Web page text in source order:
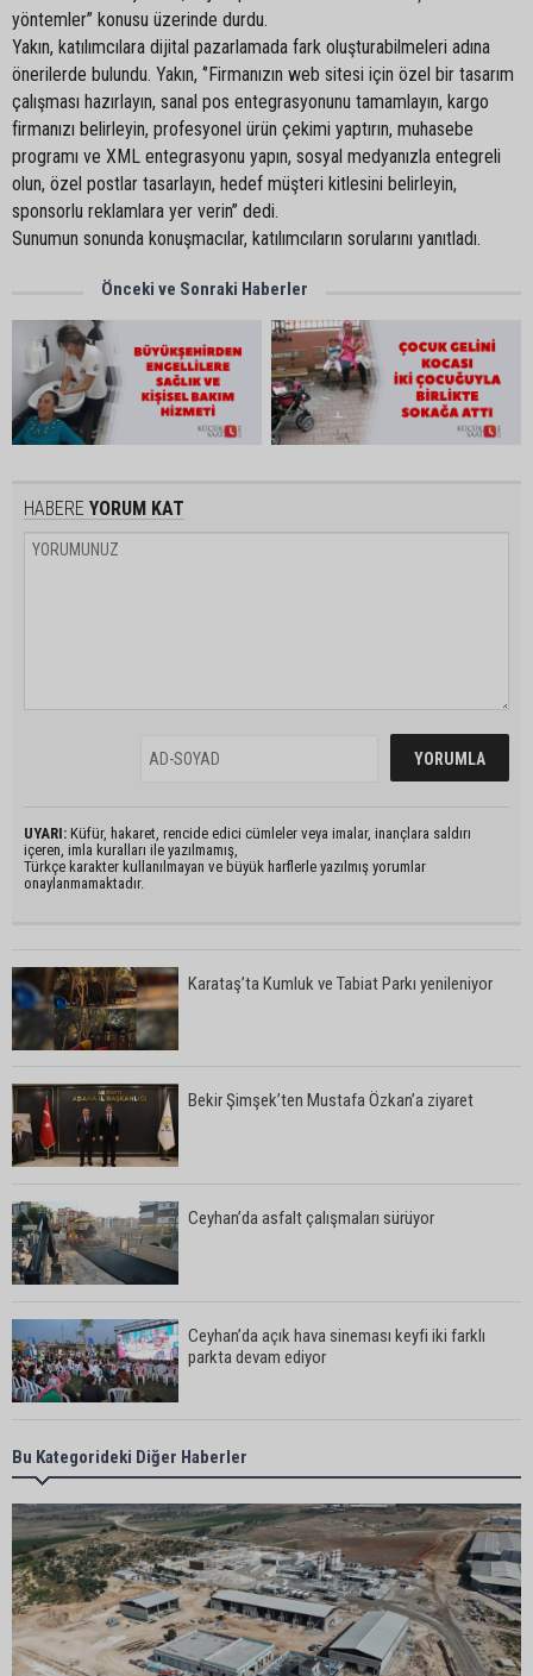
yöntemler’’ konusu üzerinde durdu.
Yakın, katılımcılara dijital pazarlamada fark oluşturabilmeleri adına
önerilerde bulundu. Yakın, ‘’Firmanızın web sitesi için özel bir tasarım
çalışması hazırlayın, sanal pos entegrasyonunu tamamlayın, kargo
firmanızı belirleyin, profesyonel ürün çekimi yaptırın, muhasebe
programı ve XML entegrasyonu yapın, sosyal medyanızla entegreli
olun, özel postlar tasarlayın, hedef müşteri kitlesini belirleyin,
sponsorlu reklamlara yer verin’’ dedi.
Sunumun sonunda konuşmacılar, katılımcıların sorularını yanıtladı.
Önceki ve Sonraki Haberler
HABERE YORUM KAT
UYARI: Küfür, hakaret, rencide edici cümleler veya imalar, inançlara saldırı
içeren, imla kuralları ile yazılmamış,
Türkçe karakter kullanılmayan ve büyük harflerle yazılmış yorumlar
onaylanmamaktadır.
Karataş’ta Kumluk ve Tabiat Parkı yenileniyor
Bekir Şimşek’ten Mustafa Özkan’a ziyaret
Ceyhan’da asfalt çalışmaları sürüyor
Ceyhan’da açık hava sineması keyfi iki farklı
parkta devam ediyor
5. Yunusoğlu Futbol Turnuvası’nda final heyecanı
Ceyhan’da Necdet Sevinç Parkı’nda bakım
çalışması
Bu Kategorideki Diğer Haberler